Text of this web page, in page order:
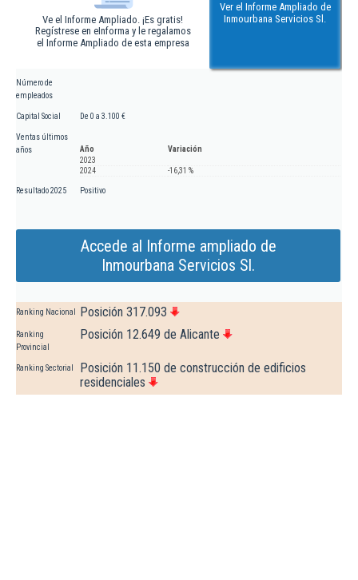
Ve el Informe Ampliado. ¡Es gratis!
Regístrese en eInforma y le regalamos
el Informe Ampliado de esta empresa
Ver el Informe Ampliado de
Inmourbana Servicios Sl.
Número de
empleados
Capital Social De 0 a 3.100 €
Ventas últimos
años
Año
Variación
2023
2024
-16,31 %
Resultado 2025 Positivo
Accede al Informe ampliado de
Inmourbana Servicios Sl.
Ranking Nacional Posición 317.093
Ranking
Provincial
Posición 12.649 de Alicante
Ranking Sectorial
Posición 11.150 de construcción de edificios
residenciales